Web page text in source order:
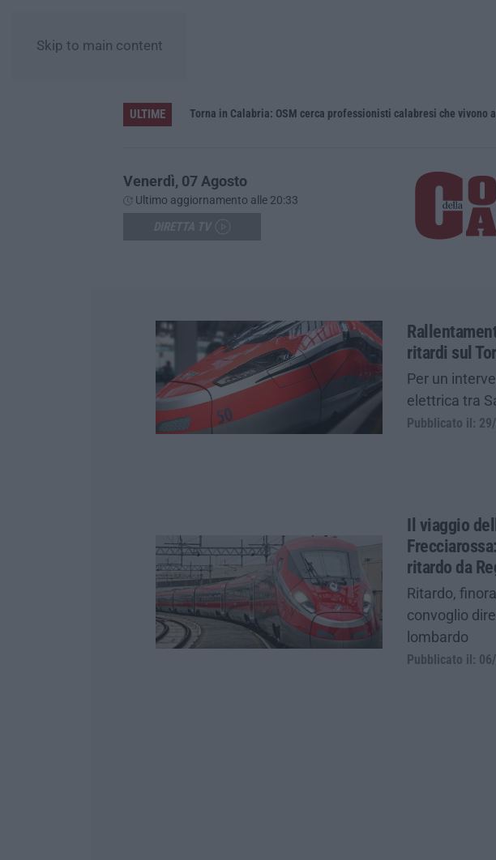
Skip to main content
ULTIME
Venerdì, 07 Agosto
Ultimo aggiornamento alle 20:33
ritardi sul
Per un
elettrica tra
Pubblicato il:
Il viaggio
ritardo da
Ritardo,
convoglio
lombardo
Pubblicato il: